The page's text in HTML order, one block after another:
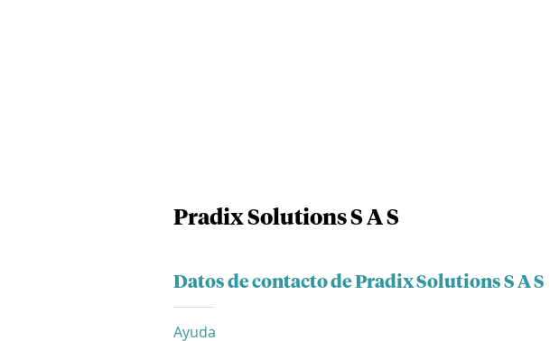
Pradix Solutions S A S
Datos de contacto de Pradix Solutions S A S
Ayuda